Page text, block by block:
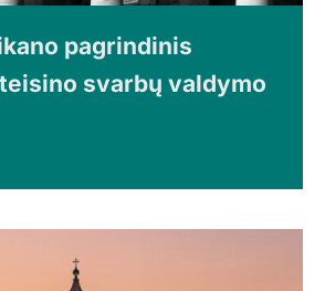
pagrindinis
svarbų valdymo